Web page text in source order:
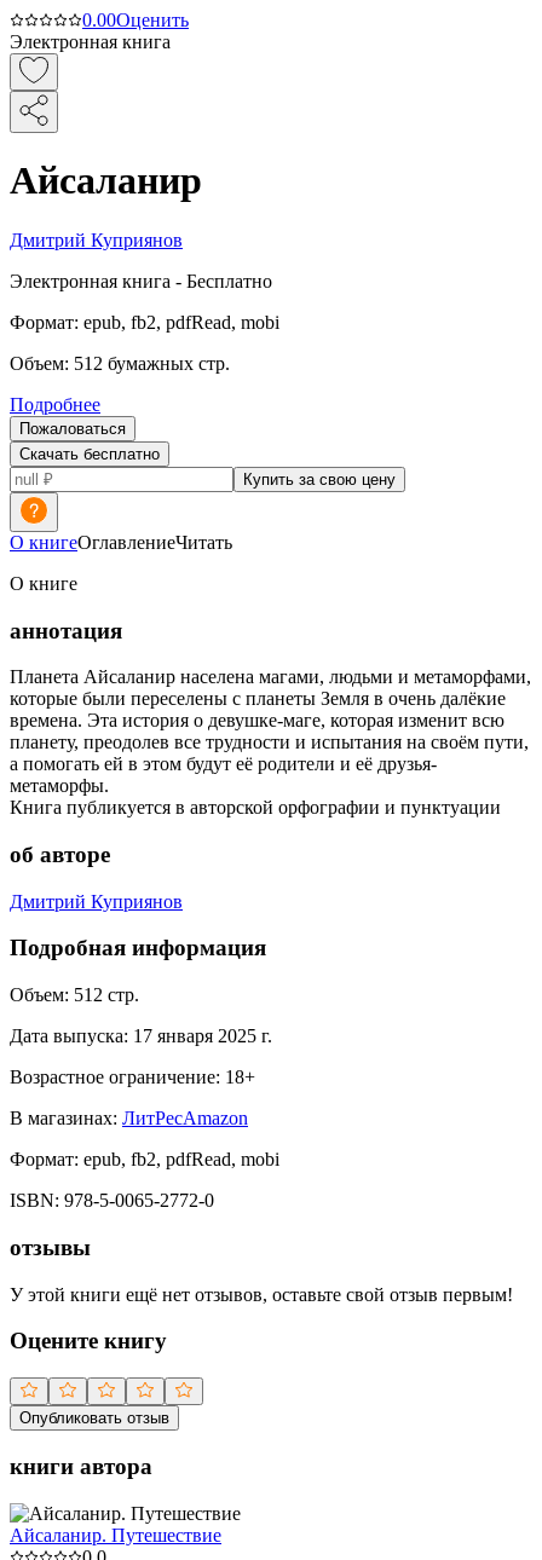
0.00Оценить
Электронная книга
Айсаланир
Дмитрий Куприянов
Электронная книга - Бесплатно
Формат: epub, fb2, pdfRead, mobi
Объем: 512 бумажных стр.
Подробнее
Пожаловаться
Скачать бесплатно
Купить за свою цену
О книгеОглавлениеЧитать
О книге
аннотация
Планета Айсаланир населена магами, людьми и метаморфами,
которые были переселены с планеты Земля в очень далёкие
времена. Эта история о девушке-маге, которая изменит всю
планету, преодолев все трудности и испытания на своём пути,
а помогать ей в этом будут её родители и её друзья-
метаморфы.
Книга публикуется в авторской орфографии и пунктуации
об авторе
Дмитрий Куприянов
Подробная информация
Объем: 512 стр.
Дата выпуска: 17 января 2025 г.
Возрастное ограничение: 18+
В магазинах: ЛитРесAmazon
Формат: epub, fb2, pdfRead, mobi
ISBN: 978-5-0065-2772-0
отзывы
У этой книги ещё нет отзывов, оставьте свой отзыв первым!
Оцените книгу
Опубликовать отзыв
книги автора
Айсаланир. Путешествие